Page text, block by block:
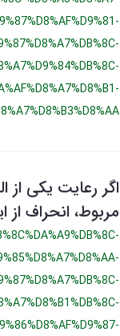
اگر رعایت يکی از
مربوط، انحراف